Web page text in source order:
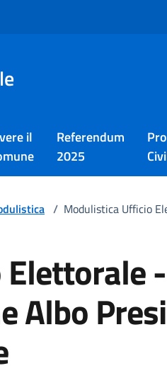
il
Referendum
2025
/ Modulistica Ufficio
-
Albo